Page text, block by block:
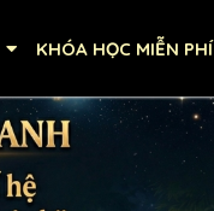
KHÓA HỌC MIỄN PHÍ